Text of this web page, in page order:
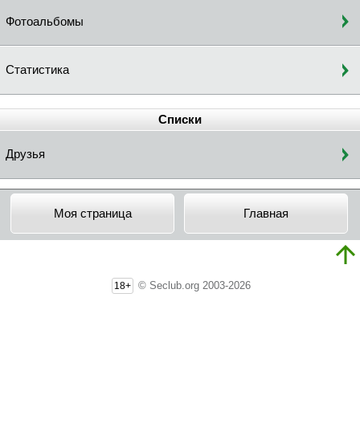
Фотоальбомы
Статистика
Списки
Друзья
Моя страница Главная
18+ © Seclub.org 2003-2026